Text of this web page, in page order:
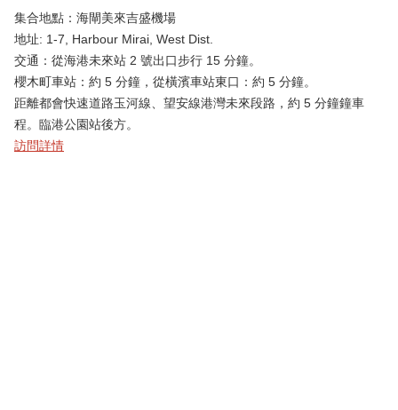
集合地點：海閘美來吉盛機場
地址: 1-7, Harbour Mirai, West Dist.
交通：從海港未來站 2 號出口步行 15 分鐘。
櫻木町車站：約 5 分鐘，從橫濱車站東口：約 5 分鐘。
距離都會快速道路玉河線、望安線港灣未來段路，約 5 分鐘鐘車
程。臨港公園站後方。
訪問詳情